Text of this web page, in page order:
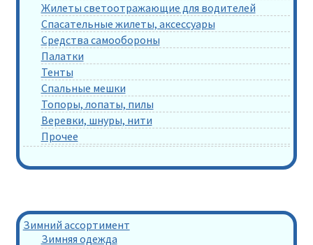
Жилеты светоотражающие для водителей
Спасательные жилеты, аксессуары
Средства самообороны
Палатки
Тенты
Спальные мешки
Топоры, лопаты, пилы
Веревки, шнуры, нити
Прочее
Зимний ассортимент
Зимняя одежда